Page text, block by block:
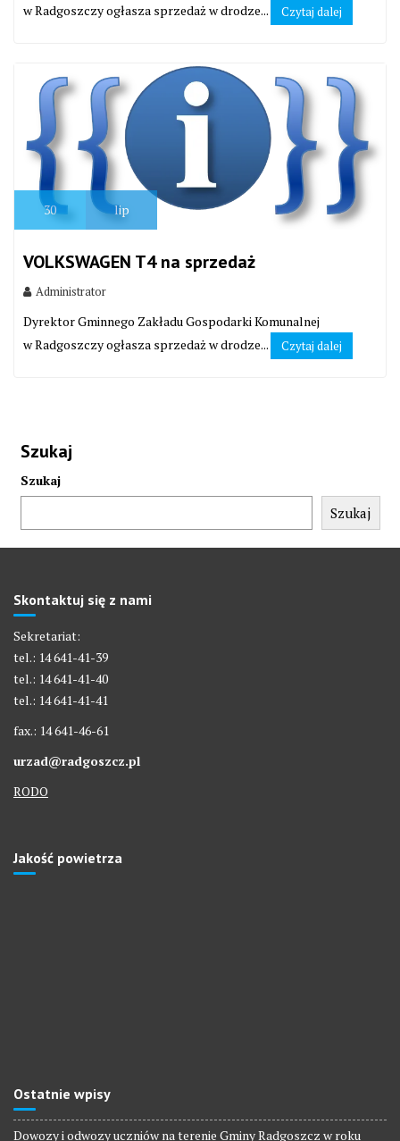
w Radgoszczy ogłasza sprzedaż w drodze...
Czytaj dalej
30 lip
VOLKSWAGEN T4 na sprzedaż
Administrator
Dyrektor Gminnego Zakładu Gospodarki Komunalnej
w Radgoszczy ogłasza sprzedaż w drodze...
Czytaj dalej
Szukaj
Szukaj
Szukaj
Skontaktuj się z nami
Sekretariat:
tel.: 14 641-41-39
tel.: 14 641-41-40
tel.: 14 641-41-41
fax.: 14 641-46-61
urzad@radgoszcz.pl
RODO
Jakość powietrza
Ostatnie wpisy
Dowozy i odwozy uczniów na terenie Gminy Radgoszcz w roku